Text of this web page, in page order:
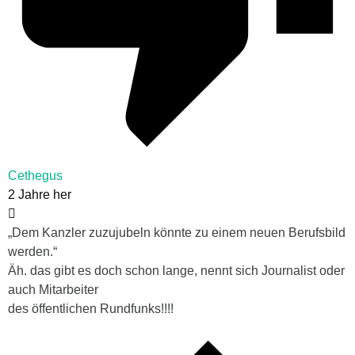
Cethegus
2 Jahre her
„Dem Kanzler zuzujubeln könnte zu einem neuen Berufsbild
werden.“
Äh. das gibt es doch schon lange, nennt sich Journalist oder
auch Mitarbeiter
des öffentlichen Rundfunks!!!!